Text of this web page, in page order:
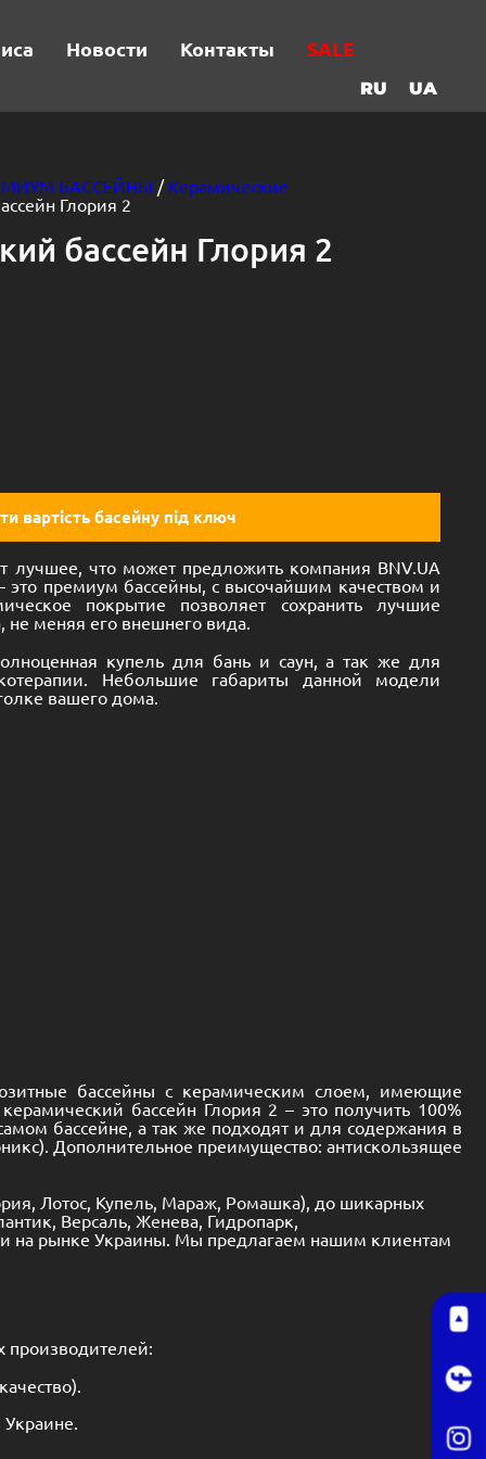
Новости Контакты SALE
RU UA
БАССЕЙНЫ / Керамические
Глория 2
бассейн Глория 2
вартість басейну під ключ
лучшее, что может предложить компания BNV.UA
это премиум бассейны, с высочайшим качеством и
покрытие позволяет сохранить лучшие
не меняя его внешнего вида.
купель для бань и саун, а так же для
Небольшие габариты данной модели
вашего дома.
бассейны с керамическим слоем, имеющие
бассейн Глория 2 – это получить 100%
бассейне, а так же подходят и для содержания в
Дополнительное преимущество: антискользящее
Лотос Купель Мараж Ромашка), до шикарных
Версаль Женева Гидропарк
на рынке Украины. Мы предлагаем нашим клиентам
производителей: